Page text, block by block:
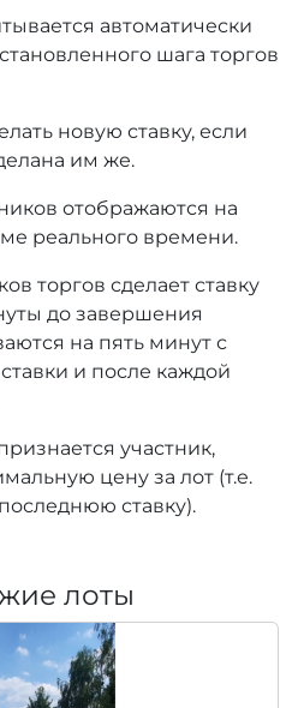
автоматически
шага торгов
новую ставку, если
им же.
отображаются на
реального времени.
торгов сделает ставку
до завершения
на пять минут с
и после каждой
участник,
цену за лот (т.е.
ставку).
лоты